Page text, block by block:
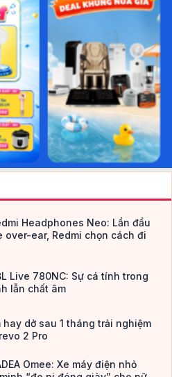
Headphones Neo: Lần đầu
over-ear, Redmi chọn cách đi
Live 780NC: Sự cá tính trong
lẫn chất âm
hay dở sau 1 tháng trải nghiệm
2 Pro
Omee: Xe máy điện nhỏ